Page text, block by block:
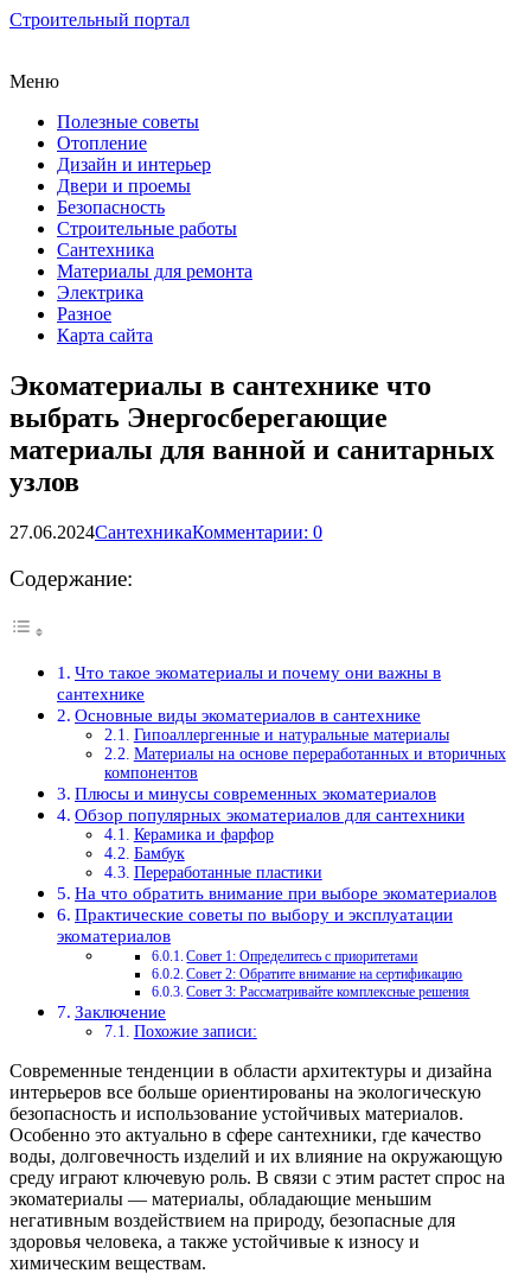
Строительный портал
Меню
Полезные советы
Отопление
Дизайн и интерьер
Двери и проемы
Безопасность
Строительные работы
Сантехника
Материалы для ремонта
Электрика
Разное
Карта сайта
Экоматериалы в сантехнике что
выбрать Энергосберегающие
материалы для ванной и санитарных
узлов
27.06.2024СантехникаКомментарии: 0
Содержание:
Что такое экоматериалы и почему они важны в
сантехнике
Основные виды экоматериалов в сантехнике
Гипоаллергенные и натуральные материалы
Материалы на основе переработанных и вторичных
компонентов
Плюсы и минусы современных экоматериалов
Обзор популярных экоматериалов для сантехники
Керамика и фарфор
Бамбук
Переработанные пластики
На что обратить внимание при выборе экоматериалов
Практические советы по выбору и эксплуатации
экоматериалов
Совет 1: Определитесь с приоритетами
Совет 2: Обратите внимание на сертификацию
Совет 3: Рассматривайте комплексные решения
Заключение
Похожие записи:
Современные тенденции в области архитектуры и дизайна
интерьеров все больше ориентированы на экологическую
безопасность и использование устойчивых материалов.
Особенно это актуально в сфере сантехники, где качество
воды, долговечность изделий и их влияние на окружающую
среду играют ключевую роль. В связи с этим растет спрос на
экоматериалы — материалы, обладающие меньшим
негативным воздействием на природу, безопасные для
здоровья человека, а также устойчивые к износу и
химическим веществам.